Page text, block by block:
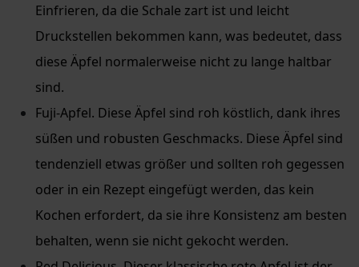
Einfrieren, da die Schale zart ist und leicht
Druckstellen bekommen kann, was bedeutet, dass
diese Äpfel normalerweise nicht zu lange haltbar
sind.
Fuji-Apfel. Diese Äpfel sind roh köstlich, dank ihres
süßen und robusten Geschmacks. Diese Äpfel sind
tendenziell etwas größer und sollten roh gegessen
oder in ein Rezept eingefügt werden, das kein
Kochen erfordert, da sie ihre Konsistenz am besten
behalten, wenn sie nicht gekocht werden.